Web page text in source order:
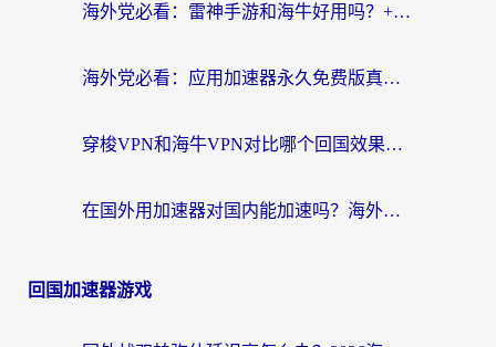
海外党必看：雷神手游和海牛好用吗？+3款热门加速器实测对比，附番茄加速器无缝回国指南
海外党必看：应用加速器永久免费版真的存在吗？教你选对回国加速器无缝刷国内资源
穿梭VPN和海牛VPN对比哪个回国效果更好？海外华人亲测3款热门加速器+避坑指南
在国外用加速器对国内能加速吗？海外党亲测有效的无缝访问指南
回国加速器游戏